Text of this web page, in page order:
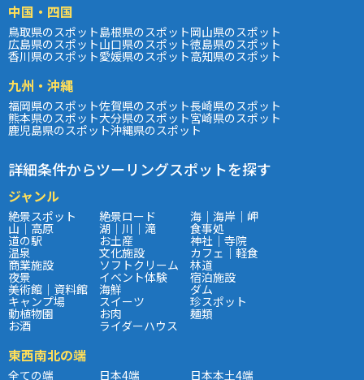
中国・四国
鳥取県のスポット島根県のスポット岡山県のスポット
広島県のスポット山口県のスポット徳島県のスポット
香川県のスポット愛媛県のスポット高知県のスポット
九州・沖縄
福岡県のスポット佐賀県のスポット長崎県のスポット
熊本県のスポット大分県のスポット宮崎県のスポット
鹿児島県のスポット沖縄県のスポット
詳細条件からツーリングスポットを探す
ジャンル
絶景スポット 絶景ロード 海｜海岸｜岬
山｜高原 湖｜川｜滝 食事処
道の駅 お土産 神社｜寺院
温泉 文化施設 カフェ｜軽食
商業施設 ソフトクリーム 林道
夜景 イベント体験 宿泊施設
美術館｜資料館 海鮮 ダム
キャンプ場 スイーツ 珍スポット
動植物園 お肉 麺類
お酒 ライダーハウス
東西南北の端
全ての端 日本4端 日本本土4端